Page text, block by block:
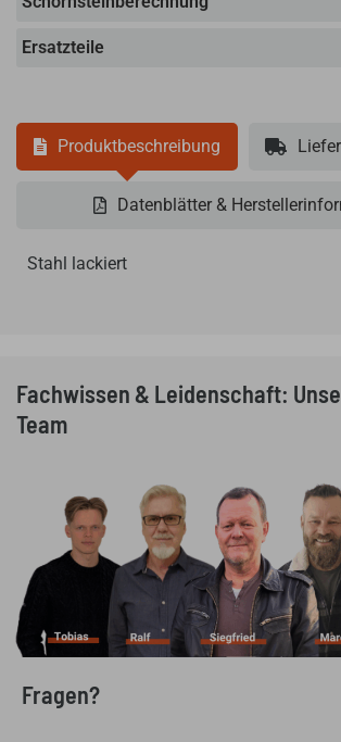
Ersatzteile
Produktbeschreibung
Datenblätter &
Stahl lackiert
Fachwissen & Leidenschaft:
Team
Fragen?